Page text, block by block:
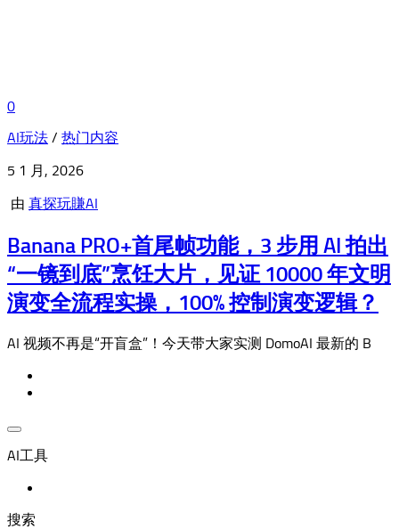
0
AI玩法 / 热门内容
5 1 月, 2026
由 真探玩賺AI
Banana PRO+首尾帧功能，3 步用 AI 拍出
“一镜到底”烹饪大片，见证 10000 年文明
演变全流程实操，100% 控制演变逻辑？
AI 视频不再是“开盲盒”！今天带大家实测 DomoAI 最新的 B
AI工具
搜索